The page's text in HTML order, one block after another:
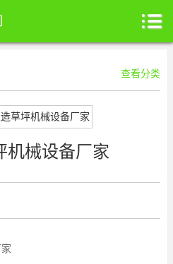
查看分类
机械设备厂家